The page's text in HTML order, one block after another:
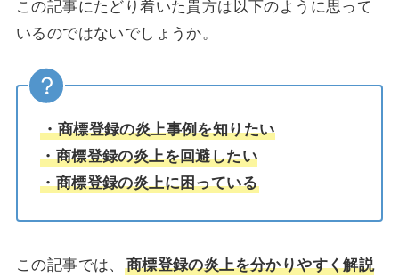
この記事にたどり着いた貴方は以下のように思って
いるのではないでしょうか。
・商標登録の炎上事例を知りたい
・商標登録の炎上を回避したい
・商標登録の炎上に困っている
この記事では、
商標登録の炎上を分かりやすく解説